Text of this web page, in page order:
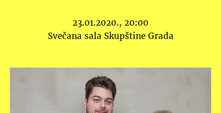
23.01.2020., 20:00
Svečana sala Skupštine Grada